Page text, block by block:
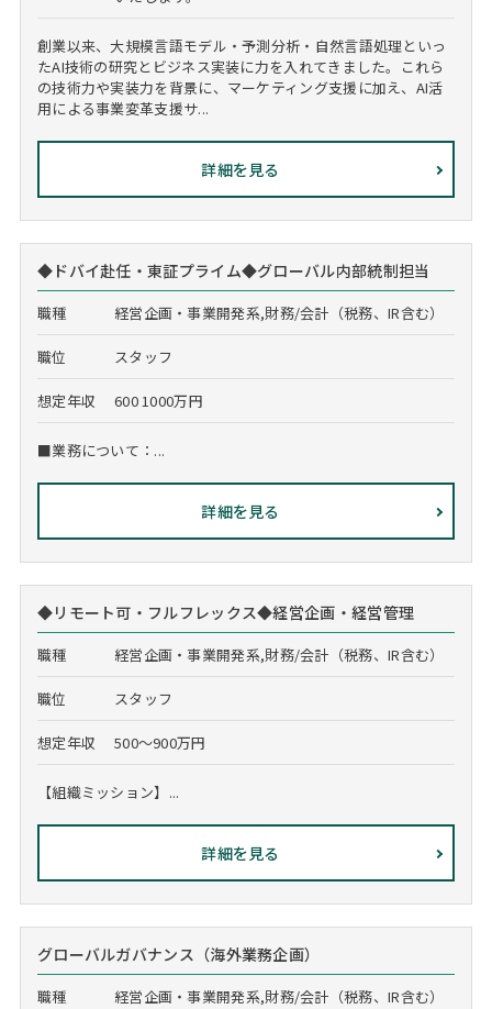
創業以来、大規模言語モデル・予測分析・自然言語処理といっ
たAI技術の研究とビジネス実装に力を入れてきました。これら
の技術力や実装力を背景に、マーケティング支援に加え、AI活
用による事業変革支援サ...
詳細を見る
◆ドバイ赴任・東証プライム◆グローバル内部統制担当
職種 経営企画・事業開発系,財務/会計（税務、IR含む）
職位 スタッフ
想定年収 600 1000万円
■業務について：...
詳細を見る
◆リモート可・フルフレックス◆経営企画・経営管理
職種 経営企画・事業開発系,財務/会計（税務、IR含む）
職位 スタッフ
想定年収 500～900万円
【組織ミッション】...
詳細を見る
グローバルガバナンス（海外業務企画）
職種 経営企画・事業開発系,財務/会計（税務、IR含む）